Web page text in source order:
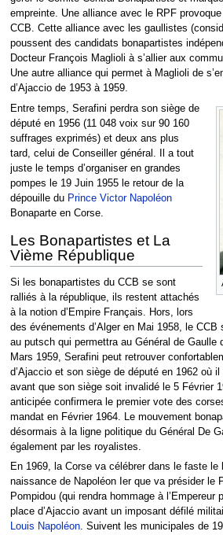
empreinte. Une alliance avec le RPF
CCB. Cette alliance avec les gaullistes
poussent des candidats bonapartistes
Docteur François Maglioli à s’allier aux
Une autre alliance qui permet à Maglioli de
d’Ajaccio de 1953 à 1959.
Entre temps, Serafini perdra son siège de
député en 1956 (11 048 voix sur 90 160
suffrages exprimés) et deux ans plus
tard, celui de Conseiller général. Il a tout
juste le temps d’organiser en grandes
pompes le 19 Juin 1955 le retour de la
dépouille du Prince Victor Napoléon
Bonaparte en Corse.
Les Bonapartistes et La
Vième République
Si les bonapartistes du CCB se sont
ralliés à la république, ils restent attachés
à la notion d’Empire Français. Hors, lors
des événements d’Alger en Mai 1958, le
au putsch qui permettra au Général de Gaulle
Mars 1959, Serafini peut retrouver
d’Ajaccio et son siège de député en 1962 où
avant que son siège soit invalidé le 5 Février
anticipée confirmera le premier vote des
mandat en Février 1964. Le mouvement
désormais à la ligne politique du Général De
également par les royalistes.
En 1969, la Corse va célébrer dans le faste le
naissance de Napoléon Ier que va présider le
Pompidou (qui rendra hommage à l’Empereur
place d’Ajaccio avant un imposant défilé
Louis Napoléon. Suivent les municipales de